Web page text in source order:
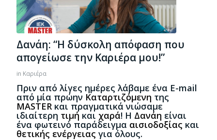
Δανάη: “Η δύσκολη απόφαση που
απογείωσε την Καριέρα μου!”
in Καριέρα
Πριν από λίγες ημέρες λάβαμε ένα Ε-mail
από μία πρώην Καταρτιζόμενη της
MASTERκαι πραγματικά νιώσαμε
ιδιαίτερη τιμήκαι χαρά! Η Δανάη είναι
ένα φωτεινό παράδειγμα αισιοδοξίας και
θετικής ενέργειας για όλους.